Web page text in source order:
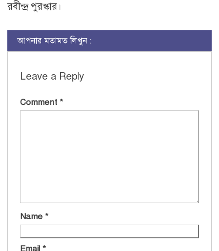
রবীন্দ্র পুরস্কার।
আপনার মতামত লিখুন :
Leave a Reply
Comment *
Name *
Email *